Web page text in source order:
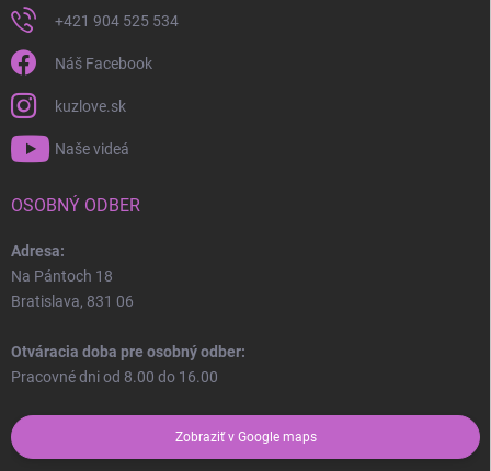
+421 904 525 534
Náš Facebook
kuzlove.sk
Naše videá
OSOBNÝ ODBER
Adresa:
Na Pántoch 18
Bratislava, 831 06
Otváracia doba pre osobný odber:
Pracovné dni od 8.00 do 16.00
Zobraziť v Google maps